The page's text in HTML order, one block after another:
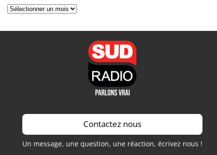
Archives
Contactez nous
Un message, une question, une réaction, écrivez nous !